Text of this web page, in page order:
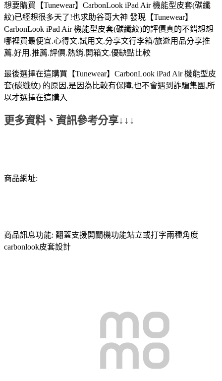
想要購買【Tunewear】CarbonLook iPad Air 機能型皮套(碳纖
紋)已經想很多天了!也求助谷哥大神 發現【Tunewear】
CarbonLook iPad Air 機能型皮套(碳纖紋)的評價真的不錯想想
哪裡買最便宜.心得文.試用文.分享文行李箱/旅遊用品分享推
薦.好用.推薦.評價.熱銷.開箱文.優缺點比較
最後選擇在這購買【Tunewear】CarbonLook iPad Air 機能型皮
套(碳纖紋) 的原因,是因為比較有保障,也不會遇到詐騙集團,所
以才選擇在這購入
更多資料、資訊參考分享↓↓↓
商品網址:
商品訊息功能: 翻蓋支援開關機功能站立或打字兩種角度
carbonlook皮套設計